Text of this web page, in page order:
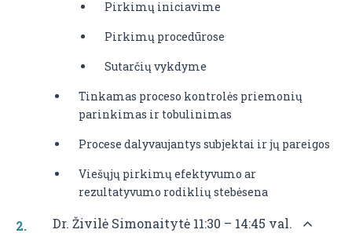
Pirkimų iniciavime
Pirkimų procedūrose
Sutarčių vykdyme
Tinkamas proceso kontrolės priemonių
parinkimas ir tobulinimas
Procese dalyvaujantys subjektai ir jų pareigos
Viešųjų pirkimų efektyvumo ar
rezultatyvumo rodiklių stebėsena
Dr. Živilė Simonaitytė 11:30 – 14:45 val.